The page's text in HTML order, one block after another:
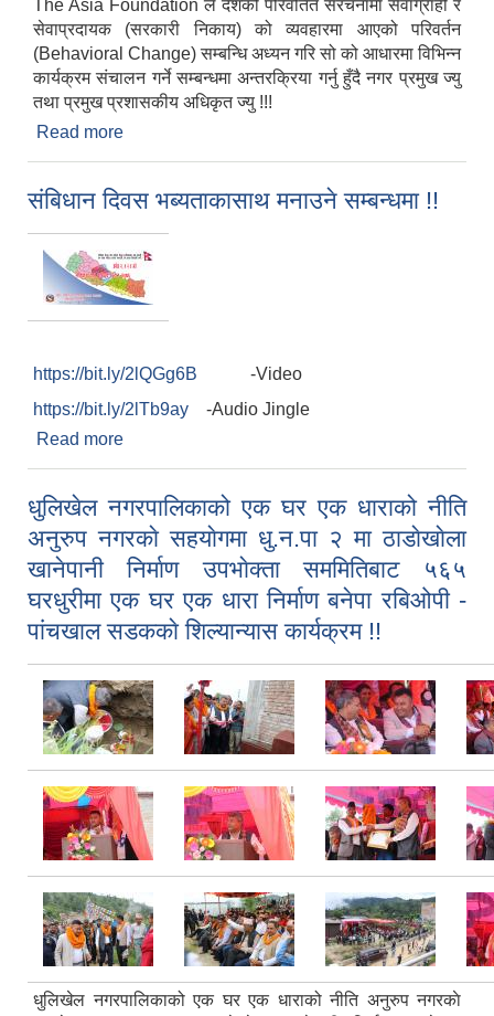
The Asia Foundation ले देशको परिवर्तित संरचनामा सेवाग्राही र
सेवाप्रदायक (सरकारी निकाय) को व्यवहारमा आएको परिवर्तन
(Behavioral Change) सम्बन्धि अध्यन गरि सो को आधारमा विभिन्न
कार्यक्रम संचालन गर्ने सम्बन्धमा अन्तरक्रिया गर्नु हुँदै नगर प्रमुख ज्यु
तथा प्रमुख प्रशासकीय अधिकृत ज्यु !!!
Read more
सम्बन्धि अन्तरक्रिया कार्यक्रम !!
संबिधान दिवस भब्यताकासाथ मनाउने सम्बन्धमा !!
https://bit.ly/2lQGg6B -Video
https://bit.ly/2lTb9ay
-Audio Jingle
Read more
धुलिखेल नगरपालिकाको एक घर एक धाराको नीति
अनुरुप नगरकाे सहयाेगमा धु.न.पा २ मा ठाडाेखाेला
खानेपानी निर्माण उपभाेक्ता सममितिबाट ५६५
घरधुरीमा एक घर एक धारा निर्माण बनेपा रबिओपी -
पांचखाल सडककाे शिल्यान्यास कार्यक्रम !!
धुलिखेल नगरपालिकाको एक घर एक धाराको नीति अनुरुप नगरकाे